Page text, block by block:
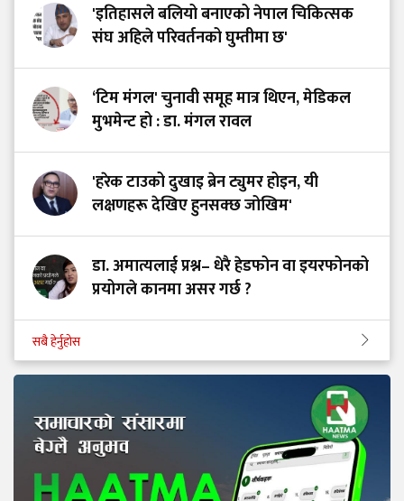
'इतिहासले बलियो बनाएको नेपाल चिकित्सक
संघ अहिले परिवर्तनको घुम्तीमा छ'
‘टिम मंगल' चुनावी समूह मात्र थिएन, मेडिकल
मुभमेन्ट हो : डा. मंगल रावल
'हरेक टाउको दुखाइ ब्रेन ट्युमर होइन, यी
लक्षणहरू देखिए हुनसक्छ जोखिम'
डा. अमात्यलाई प्रश्न– धेरै हेडफोन वा इयरफोनको
प्रयोगले कानमा असर गर्छ ?
सबै हेर्नुहोस